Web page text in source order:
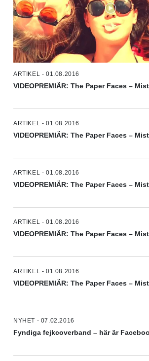
ARTIKEL - 01.08.2016
VIDEOPREMIÄR: The Paper Faces –
ARTIKEL - 01.08.2016
VIDEOPREMIÄR: The Paper Faces –
ARTIKEL - 01.08.2016
VIDEOPREMIÄR: The Paper Faces –
ARTIKEL - 01.08.2016
VIDEOPREMIÄR: The Paper Faces –
ARTIKEL - 01.08.2016
VIDEOPREMIÄR: The Paper Faces –
NYHET - 07.02.2016
Fyndiga fejkcoverband – här är